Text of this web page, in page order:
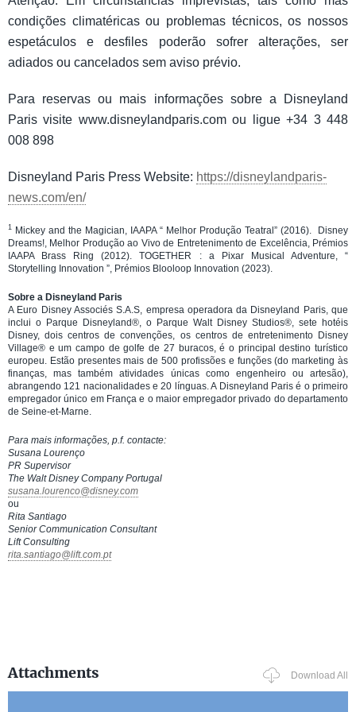
condições climatéricas ou problemas técnicos, os nossos
espetáculos e desfiles poderão sofrer alterações, ser
adiados ou cancelados sem aviso prévio.
Para reservas ou mais informações sobre a Disneyland
Paris visite www.disneylandparis.com ou ligue +34 3 448
008 898
Disneyland Paris Press Website: https://disneylandparis-
news.com/en/
1 Mickey and the Magician, IAAPA “ Melhor Produção Teatral” (2016). Disney
Dreams!, Melhor Produção ao Vivo de Entretenimento de Excelência, Prémios
IAAPA Brass Ring (2012). TOGETHER : a Pixar Musical Adventure, “
Storytelling Innovation ”, Prémios Blooloop Innovation (2023).
Sobre a Disneyland Paris
A Euro Disney Associés S.A.S, empresa operadora da Disneyland Paris, que
inclui o Parque Disneyland®, o Parque Walt Disney Studios®, sete hotéis
Disney, dois centros de convenções, os centros de entretenimento Disney
Village® e um campo de golfe de 27 buracos, é o principal destino turístico
europeu. Estão presentes mais de 500 profissões e funções (do marketing às
finanças, mas também atividades únicas como engenheiro ou artesão),
abrangendo 121 nacionalidades e 20 línguas. A Disneyland Paris é o primeiro
empregador único em França e o maior empregador privado do departamento
de Seine-et-Marne.
Para mais informações, p.f. contacte:
Susana Lourenço
PR Supervisor
The Walt Disney Company Portugal
susana.lourenco@disney.com
ou
Rita Santiago
Senior Communication Consultant
Lift Consulting
rita.santiago@lift.com.pt
Attachments Download All